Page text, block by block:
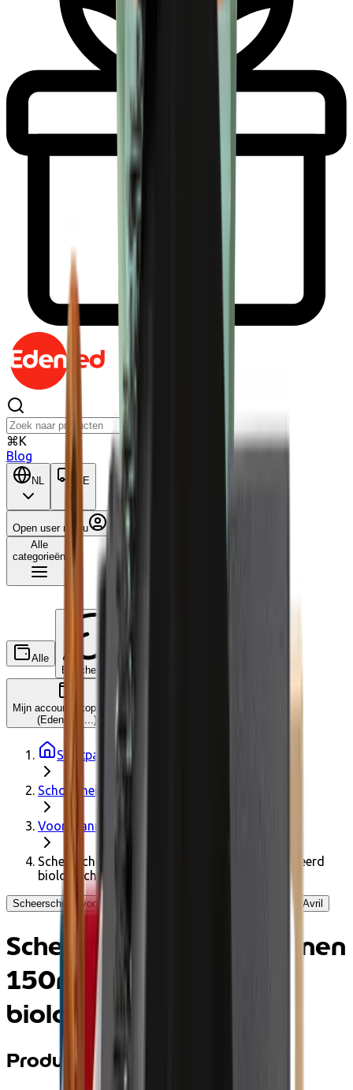
⌘K
Blog
NL BE
Open user menu
Alle
categorieën
Alle
Ecocheques
Mijn accounts koppelen
(Edenred, ...)
Startpagina
Schoonheid & welzijn
Voor mannen
Scheerschuim voor mannen 150ml - Gecertificeerd
biologisch
Scheerschuim voor mannen 150ml - Gecertificeerd biologisch - Avril
Scheerschuim voor mannen
150ml - Gecertificeerd
biologisch
Productinformatie